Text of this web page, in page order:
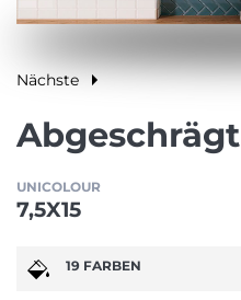
Nächste
Abgeschrägt
UNICOLOUR
7,5X15
19 FARBEN